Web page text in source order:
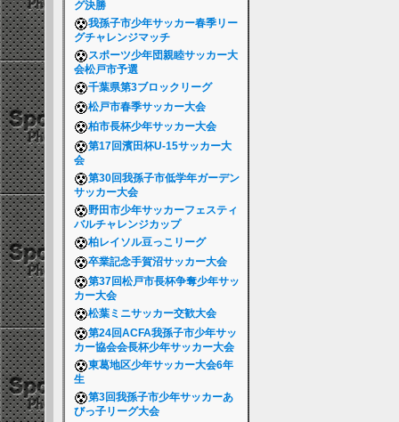
グ決勝
我孫子市少年サッカー春季リー
グチャレンジマッチ
スポーツ少年団親睦サッカー大
会松戸市予選
千葉県第3ブロックリーグ
松戸市春季サッカー大会
柏市長杯少年サッカー大会
第17回濱田杯U-15サッカー大
会
第30回我孫子市低学年ガーデン
サッカー大会
野田市少年サッカーフェスティ
バルチャレンジカップ
柏レイソル豆っこリーグ
卒業記念手賀沼サッカー大会
第37回松戸市長杯争奪少年サッ
カー大会
松葉ミニサッカー交歓大会
第24回ACFA我孫子市少年サッ
カー協会会長杯少年サッカー大会
東葛地区少年サッカー大会6年
生
第3回我孫子市少年サッカーあ
びっ子リーグ大会